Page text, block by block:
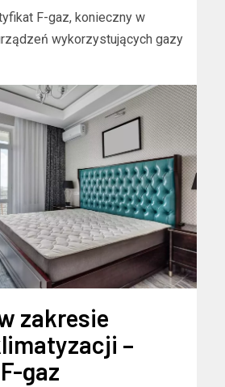
F-gaz, konieczny w
wykorzystujących gazy
zakresie
–
gaz